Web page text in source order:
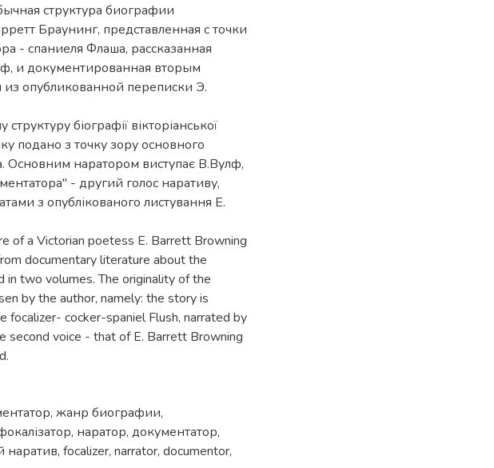
структура биографии
Браунинг, представленная с точки
- спаниеля Флаша, рассказанная
и документированная вторым
опубликованной переписки Э.
структуру біографії вікторіанської
подано з точку зору основного
Основним наратором виступає В.Вулф,
- другий голос наративу,
з опублікованого листування Е.
of a Victorian poetess E. Barrett Browning
documentary literature about the
two volumes. The originality of the
by the author, namely: the story is
cocker-spaniel Flush, narrated by
second voice - that of E. Barrett Browning
, жанр биографии,
, наратор, документатор,
наратив, focalizer, narrator, documentor,